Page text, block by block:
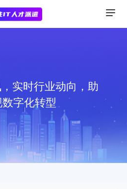
实时行业动向，助
字化转型